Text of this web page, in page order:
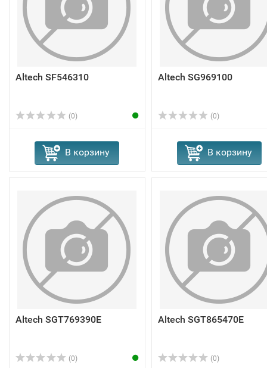
Altech SF546310
(0)
В корзину
Altech SG969100
(0)
В корзину
Altech SGT769390E
(0)
Altech SGT865470E
(0)